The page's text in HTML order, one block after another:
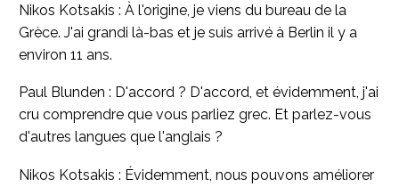
Nikos Kotsakis : À l'origine, je viens du bureau de la
Grèce. J'ai grandi là-bas et je suis arrivé à Berlin il y a
environ 11 ans.
Paul Blunden : D'accord ? D'accord, et évidemment, j'ai
cru comprendre que vous parliez grec. Et parlez-vous
d'autres langues que l'anglais ?
Nikos Kotsakis : Évidemment, nous pouvons améliorer